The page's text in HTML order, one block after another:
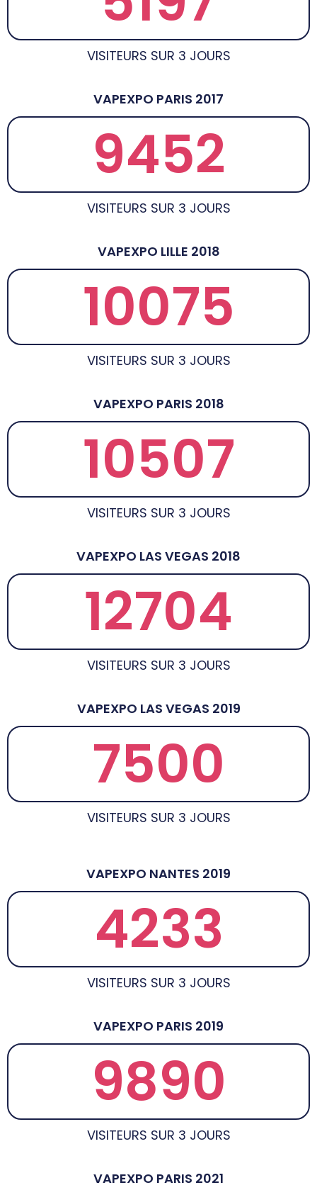
VISITEURS SUR 3 JOURS
VAPEXPO PARIS 2017
9452
VISITEURS SUR 3 JOURS
VAPEXPO LILLE 2018
10075
VISITEURS SUR 3 JOURS
VAPEXPO PARIS 2018
10507
VISITEURS SUR 3 JOURS
VAPEXPO LAS VEGAS 2018
12704
VISITEURS SUR 3 JOURS
VAPEXPO LAS VEGAS 2019
7500
VISITEURS SUR 3 JOURS
VAPEXPO NANTES 2019
4233
VISITEURS SUR 3 JOURS
VAPEXPO PARIS 2019
9890
VISITEURS SUR 3 JOURS
VAPEXPO PARIS 2021